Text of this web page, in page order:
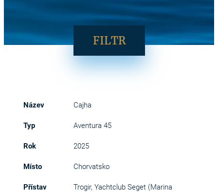
FILTR
Cajha
Aventura 45
2025
Chorvatsko
Trogir, Yachtclub Seget (Marina